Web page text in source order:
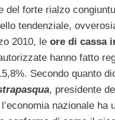
del forte rialzo
tendenziale,
2010, le ore di cassa
hanno fatto
Secondo quanto
, presidente
nazionale ha